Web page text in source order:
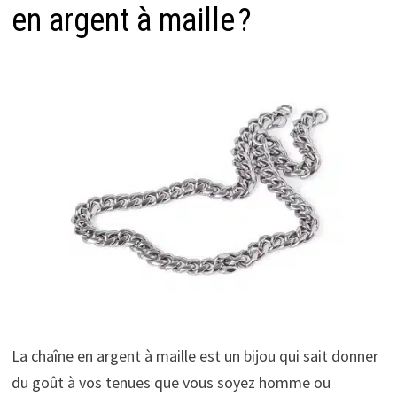
en argent à maille ?
La chaîne en argent à maille est un bijou qui sait donner
du goût à vos tenues que vous soyez homme ou